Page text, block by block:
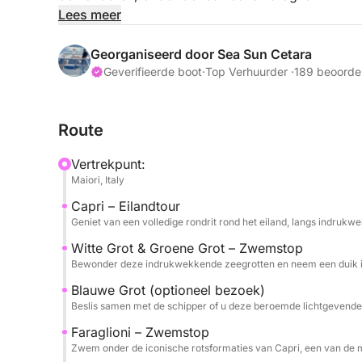
zee in Nerano, deze tour is de perfecte manier
We varen rechtstreeks naar Capri langs de
tour omvat een volledige eilandlus, met stops bij
meeneemt in de gloeiende blauwe grot
een van de meest schilderachtige plekjes van het
Voor de lunch heeft u twee opties: dineren in
Nerano, beroemd om zijn spaghetti alla
uw eigen tempo te verkennen. De schipper
de terugweg kunnen we, als de tijd het toelaat,
we terugvaren naar Cetara.
Als u in Capri alleen van boord wilt gaan om te
geldt er een ontschepingskosten van € 100.
Lees meer
Georganiseerd door Sea Sun Cetara
Geverifieerde boot·Top Verhuurder ·189
Route
Vertrekpunt:
Maiori, Italy
Capri – Eilandtour
Geniet van een volledige rondrit rond het eiland, langs
Witte Grot & Groene Grot – Zwemstop
Bewonder deze indrukwekkende zeegrotten en neem een
Blauwe Grot (optioneel bezoek)
Beslis samen met de schipper of u deze beroemde
Faraglioni – Zwemstop
Zwem onder de iconische rotsformaties van Capri, een van de